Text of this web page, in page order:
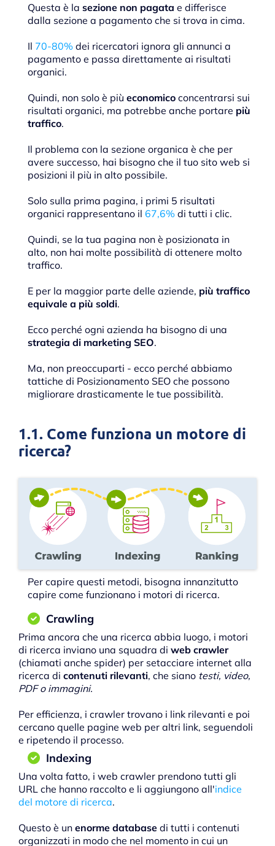
Questa è la sezione non pagata e differisce
dalla sezione a pagamento che si trova in cima.
Il 70-80% dei ricercatori ignora gli annunci a
pagamento e passa direttamente ai risultati
organici.
Quindi, non solo è più economico concentrarsi sui
risultati organici, ma potrebbe anche portare più
traffico.
Il problema con la sezione organica è che per
avere successo, hai bisogno che il tuo sito web si
posizioni il più in alto possibile.
Solo sulla prima pagina, i primi 5 risultati
organici rappresentano il 67,6% di tutti i clic.
Quindi, se la tua pagina non è posizionata in
alto, non hai molte possibilità di ottenere molto
traffico.
E per la maggior parte delle aziende, più traffico
equivale a più soldi.
Ecco perché ogni azienda ha bisogno di una
strategia di marketing SEO.
Ma, non preoccuparti - ecco perché abbiamo
tattiche di Posizionamento SEO che possono
migliorare drasticamente le tue possibilità.
1.1. Come funziona un motore di
ricerca?
Per capire questi metodi, bisogna innanzitutto
capire come funzionano i motori di ricerca.
Crawling
Prima ancora che una ricerca abbia luogo, i motori
di ricerca inviano una squadra di web crawler
(chiamati anche spider) per setacciare internet alla
ricerca di contenuti rilevanti, che siano testi, video,
PDF o immagini.
Per efficienza, i crawler trovano i link rilevanti e poi
cercano quelle pagine web per altri link, seguendoli
e ripetendo il processo.
Indexing
Una volta fatto, i web crawler prendono tutti gli
URL che hanno raccolto e li aggiungono all'indice
del motore di ricerca.
Questo è un enorme database di tutti i contenuti
organizzati in modo che nel momento in cui un